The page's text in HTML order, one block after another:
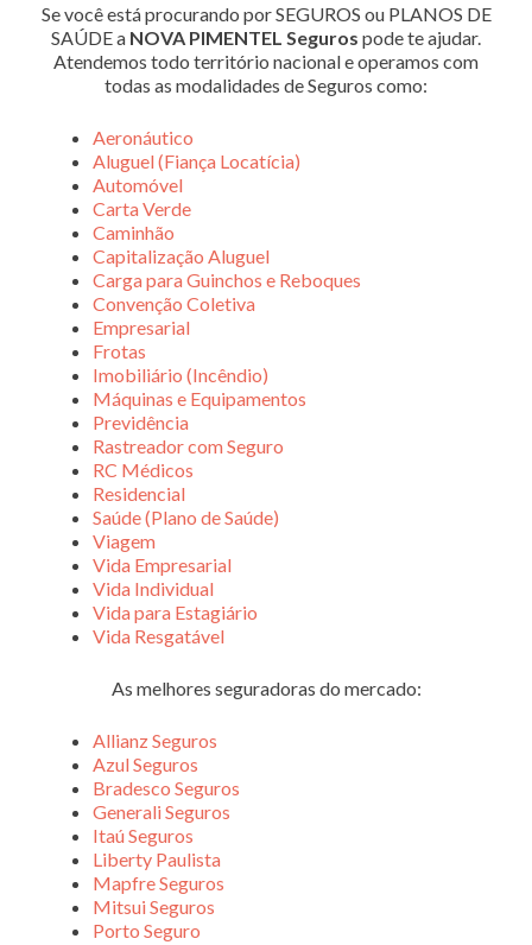
Se você está procurando por SEGUROS ou PLANOS DE
SAÚDE a NOVA PIMENTEL Seguros pode te ajudar.
Atendemos todo território nacional e operamos com
todas as modalidades de Seguros como:
Aeronáutico
Aluguel (Fiança Locatícia)
Automóvel
Carta Verde
Caminhão
Capitalização Aluguel
Carga para Guinchos e Reboques
Convenção Coletiva
Empresarial
Frotas
Imobiliário (Incêndio)
Máquinas e Equipamentos
Previdência
Rastreador com Seguro
RC Médicos
Residencial
Saúde (Plano de Saúde)
Viagem
Vida Empresarial
Vida Individual
Vida para Estagiário
Vida Resgatável
As melhores seguradoras do mercado:
Allianz Seguros
Azul Seguros
Bradesco Seguros
Generali Seguros
Itaú Seguros
Liberty Paulista
Mapfre Seguros
Mitsui Seguros
Porto Seguro